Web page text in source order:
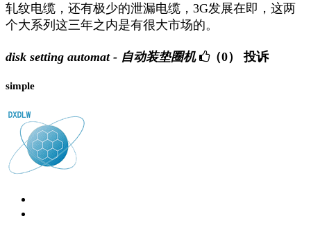
轧纹电缆，还有极少的泄漏电缆，3G发展在即，这两
个大系列这三年之内是有很大市场的。
disk setting automat - 自动装垫圈机 （0） 投诉
simple